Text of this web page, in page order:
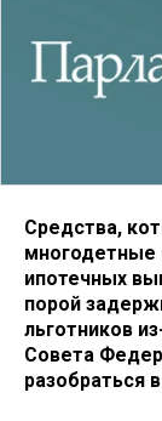
Средства,
многодетные
ипотечных
порой
льготников
Совета
разобраться